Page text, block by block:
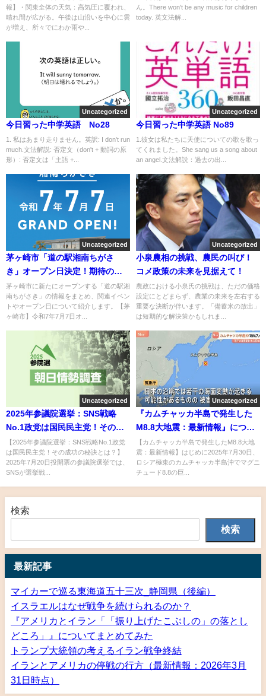
報】・関東全体の天気：高気圧に覆われ、
晴れ間が広がる。午後は山沿いを中心に雲
が増え、所々でにわか雨や...
ん。There won't be any music for children
today. 英文法解...
Uncategorized
今日習った中学英語 No28
1. 私はあまり走りません。英訳: I don't run
much.文法解説: 否定文（don't + 動詞の原
形）: 否定文は「主語 +...
Uncategorized
今日習った中学英語 No89
1.彼女は私たちに天使についての歌を歌っ
てくれました。She sang us a song about
an angel.文法解説：過去の出...
Uncategorized
茅ヶ崎市「道の駅湘南ちがさ
き」オープン日決定！期待の新
スポット
茅ヶ崎市に新たにオープンする「道の駅湘
南ちがさき」の情報をまとめ、関連イベン
トやオープン日について紹介します。【茅
ヶ崎市】令和7年7月7日オ...
Uncategorized
小泉農相の挑戦、農民の叫び！
コメ政策の未来を見据えて！
農政における小泉氏の挑戦は、ただの価格
設定にとどまらず、農業の未来を左右する
重要な決断が伴います。「備蓄米の放出」
は短期的な解決策かもしれま...
Uncategorized
2025年参議院選挙：SNS戦略
No.1政党は国民民主党！その成
功の秘訣とは？
【2025年参議院選挙：SNS戦略No.1政党
は国民民主党！その成功の秘訣とは？】
2025年7月20日投開票の参議院選挙では、
SNSが選挙戦...
Uncategorized
『カムチャッカ半島で発生した
M8.8大地震：最新情報』につい
てまとめてみた
【カムチャッカ半島で発生したM8.8大地
震：最新情報】はじめに2025年7月30日、
ロシア極東のカムチャッカ半島沖でマグニ
チュード8.8の巨...
検索
検索
最新記事
マイカーで巡る東海道五十三次_静岡県（後編）
イスラエルはなぜ戦争を続けられるのか？
『アメリカとイラン「「振り上げたこぶしの」の落とし
どころ」』についてまとめてみた
トランプ大統領の考えるイラン戦争終結
イランとアメリカの停戦の行方（最新情報：2026年3月
31日時点）